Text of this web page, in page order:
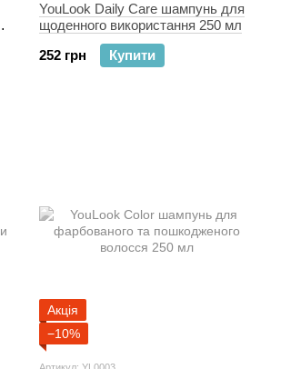
YouLook Daily Care шампунь для
щоденного використання 250 мл
252 грн
Купити
Акція
−10%